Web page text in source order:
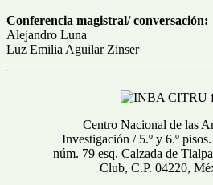
Conferencia magistral/ conversación:
Alejandro Luna
Luz Emilia Aguilar Zinser
Centro Nacional de las
Investigación / 5.º y 6.º
núm. 79 esq. Calzada de
Club, C.P. 04220,